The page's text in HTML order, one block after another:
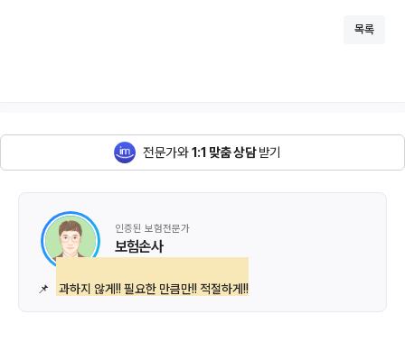
목록
전문가와1:1 맞춤 상담받기
인증된 보험전문가
보험손사
📌 과하지 않게!! 필요한 만큼만!! 적절하게!!